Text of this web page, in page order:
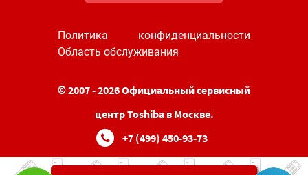
Политика конфиденциальности
Область обслуживания
© 2007 - 2026 Официальный сервисный
центр Toshiba в Москве.
+7 (499) 450-93-73